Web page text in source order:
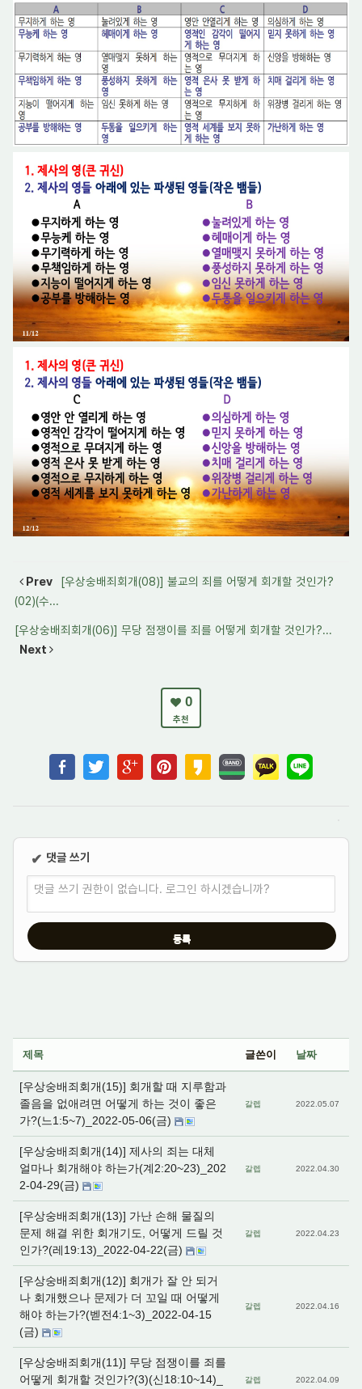
Prev
[우상숭배죄회개(08)] 불교의 죄를 어떻게 회개할 것인가?
(02)(수...
[우상숭배죄회개(06)] 무당 점쟁이를 죄를 어떻게 회개할 것인가?...
Next
0
추천
✔ 댓글 쓰기
댓글 쓰기 권한이 없습니다. 로그인 하시겠습니까?
제목 글쓴이 날짜
[우상숭배죄회개(15)] 회개할 때 지루함과
졸음을 없애려면 어떻게 하는 것이 좋은
가?(느1:5~7)_2022-05-06(금)
갈렙 2022.05.07
[우상숭배죄회개(14)] 제사의 죄는 대체
얼마나 회개해야 하는가(계2:20~23)_202
2-04-29(금)
갈렙 2022.04.30
[우상숭배죄회개(13)] 가난 손해 물질의
문제 해결 위한 회개기도, 어떻게 드릴 것
인가?(레19:13)_2022-04-22(금)
갈렙 2022.04.23
[우상숭배죄회개(12)] 회개가 잘 안 되거
나 회개했으나 문제가 더 꼬일 때 어떻게
해야 하는가?(벧전4:1~3)_2022-04-15
(금)
갈렙 2022.04.16
[우상숭배죄회개(11)] 무당 점쟁이를 죄를
어떻게 회개할 것인가?(3)(신18:10~14)_
갈렙 2022.04.09